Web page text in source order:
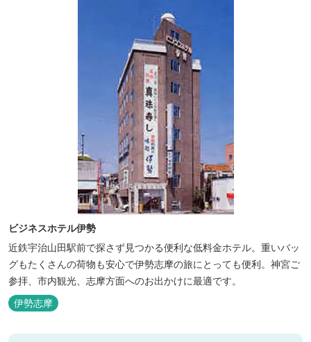
ビジネスホテル伊勢
近鉄宇治山田駅前で探さず見つかる便利な低料金ホテル。重いバッ
グもたくさんの荷物も安心で伊勢志摩の旅にとっても便利。神宮ご
参拝、市内観光、志摩方面へのお出かけに最適です。
伊勢志摩